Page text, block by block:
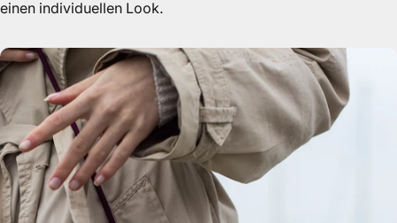
einen individuellen Look.